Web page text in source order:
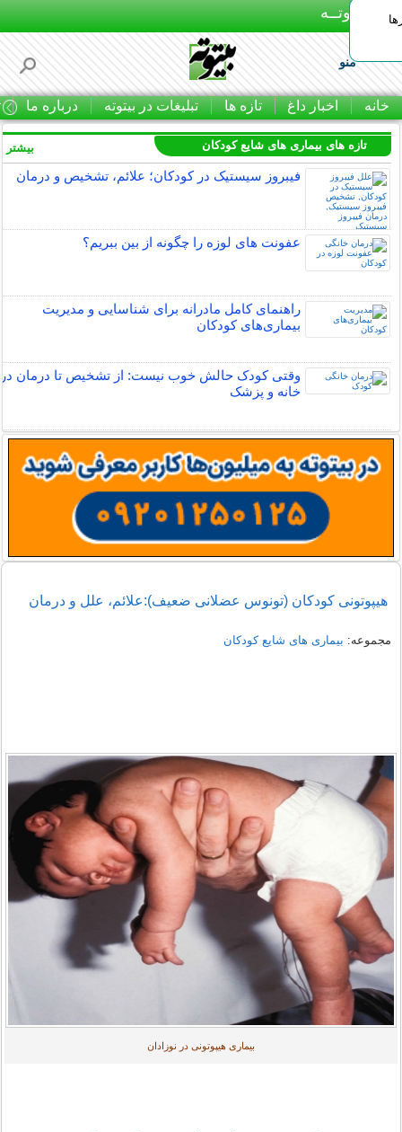
بـیتوتــه
منو
خانه اخبار داغ تازه ها تبلیغات در بیتوته درباره ما
تازه های بیماری های شایع کودکان
فیبروز سیستیک در کودکان؛ علائم، تشخیص و درمان
عفونت های لوزه را چگونه از بین ببریم؟
راهنمای کامل مادرانه برای شناسایی و مدیریت
بیماری‌های کودکان
وقتی کودک حالش خوب نیست: از تشخیص تا درمان در
خانه و پزشک
بیشتر
هیپوتونی کودکان (تونوس عضلانی ضعیف):علائم، علل و درمان
مجموعه: بیماری های شایع کودکان
بیماری هیپوتونی در نوزادان